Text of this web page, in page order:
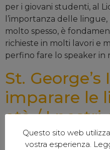
per i giovani studenti, al
l’importanza delle
molto spesso, è
richieste in molti lavori e
perfino fare lo speaker in
St.
imparare le
età / I nostri
adulti
Questo sito web
vostra esperienza.